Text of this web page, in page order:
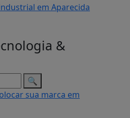
em Aparecida
&
🔍